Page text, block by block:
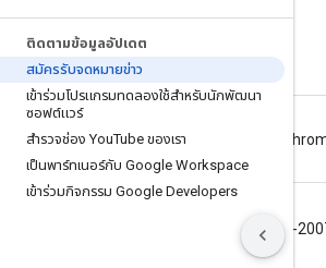
ติดตามข้อมูลอัปเดต
สมัครรับจดหมายข่าว
เข้าร่วมโปรแกรมทดลองใช้สําหรับนักพัฒนา
ซอฟต์แวร์
สํารวจช่อง YouTube ของเรา
เป็นพาร์ทเนอร์กับ Google Workspace
เข้าร่วมกิจกรรม Google Developers
การสนับสนุนสำหรับนักพัฒนาซอฟต์แวร์
ข้อกำหนดในการให้บริการ
ICP证合字B2-